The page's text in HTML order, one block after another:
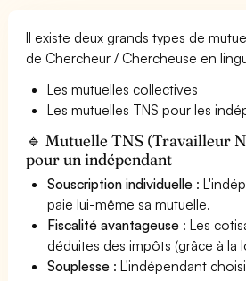
Il existe deux grands types de
de Chercheur / Chercheuse en
Les mutuelles collectives
Les mutuelles TNS pour les
🔹 Mutuelle TNS (Travailleur
pour un indépendant
Souscription individuelle :
paie lui-même sa mutuelle.
Fiscalité avantageuse : Les
déduites des impôts (grâce à la
Souplesse : L'indépendant